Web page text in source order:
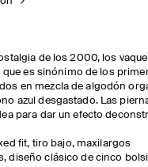
de los 2000, los
que es sinónimo de los
en mezcla de algodón
azul desgastado. Las
para dar un efecto
fit, tiro bajo, maxilargos
diseño clásico de cinco